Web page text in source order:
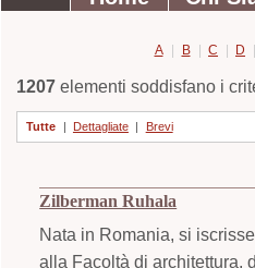
A | B | C | D |
1207elementi soddisfano i
Tutte | Dettagliate | Brevi
Zilberman Ruhala
Nata in Romania, si
alla Facoltà di architettura,